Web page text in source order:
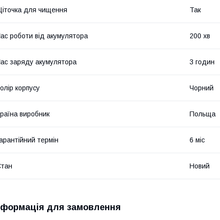
для чищення Так
роботи від акумулятора 200 хв
заряду акумулятора 3 годин
корпусу Чорний
виробник Польща
термін 6 міс
Новий
для замовлення